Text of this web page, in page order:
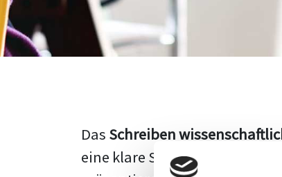
Das Schreiben
eine klare Struktur, einen